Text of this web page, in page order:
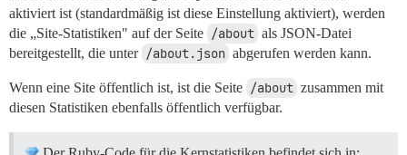
aktiviert ist (standardmäßig ist diese Einstellung aktiviert), werden
die „Site-Statistiken" auf der Seite /about als JSON-Datei
bereitgestellt, die unter /about.json abgerufen werden kann.
Wenn eine Site öffentlich ist, ist die Seite /about zusammen mit
diesen Statistiken ebenfalls öffentlich verfügbar.